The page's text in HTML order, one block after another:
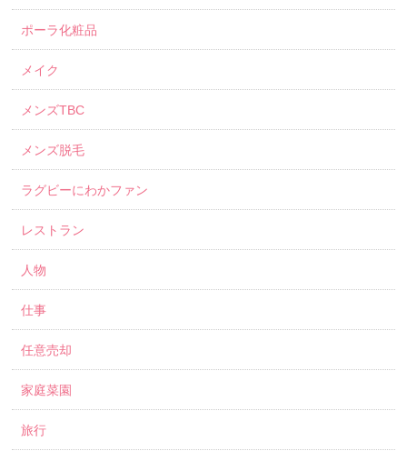
ポーラ化粧品
メイク
メンズTBC
メンズ脱毛
ラグビーにわかファン
レストラン
人物
仕事
任意売却
家庭菜園
旅行